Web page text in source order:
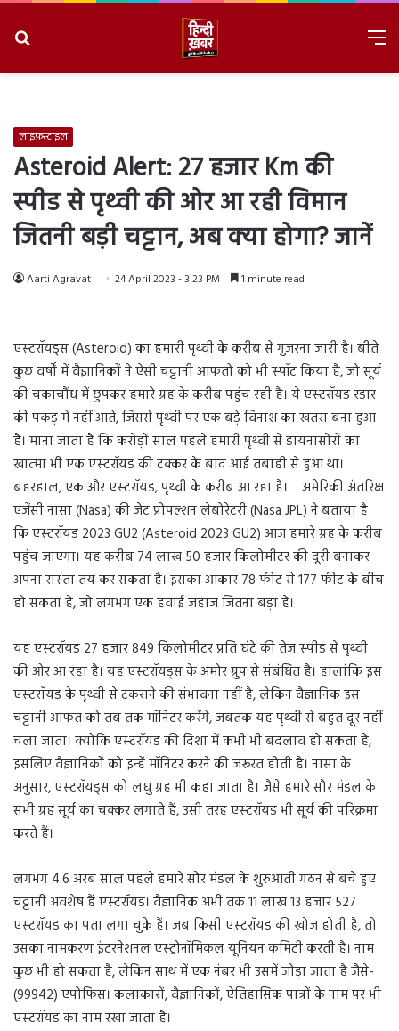
लाइफ़स्टाइल
Asteroid Alert: 27 हजार Km की
स्‍पीड से पृथ्‍वी की ओर आ रही विमान
जितनी बड़ी चट्टान, अब क्‍या होगा? जानें
Aarti Agravat 24 April 2023 - 3:23 PM 1 minute read
एस्‍टरॉयड्स (Asteroid) का हमारी पृथ्‍वी के करीब से गुजरना जारी है। बीते
कुछ वर्षों में वैज्ञानिकों ने ऐसी चट्टानी आफतों को भी स्‍पॉट किया है, जो सूर्य
की चकाचौंध में छुपकर हमारे ग्रह के करीब पहुंच रही हैं। ये एस्‍टरॉयड रडार
की पकड़ में नहीं आते, जिससे पृथ्‍वी पर एक बड़े विनाश का खतरा बना हुआ
है। माना जाता है कि करोड़ों साल पहले हमारी पृथ्‍वी से डायनासोरों का
खात्‍मा भी एक एस्‍टरॉयड की टक्‍कर के बाद आई तबाही से हुआ था।
बहरहाल, एक और एस्‍टरॉयड, पृथ्‍वी के करीब आ रहा है। अमेरिकी अंतरिक्ष
एजेंसी नासा (Nasa) की जेट प्रोपल्‍शन लेबोरेटरी (Nasa JPL) ने बताया है
कि एस्‍टरॉयड 2023 GU2 (Asteroid 2023 GU2) आज हमारे ग्रह के करीब
पहुंच जाएगा। यह करीब 74 लाख 50 हजार किलोमीटर की दूरी बनाकर
अपना रास्‍ता तय कर सकता है। इसका आकार 78 फीट से 177 फीट के बीच
हो सकता है, जो लगभग एक हवाई जहाज जितना बड़ा है।
यह एस्‍टरॉयड 27 हजार 849 किलोमीटर प्रति घंटे की तेज स्‍पीड से पृथ्‍वी
की ओर आ रहा है। यह एस्‍टरॉयड्स के अमोर ग्रुप से संबंधित है। हालांकि इस
एस्‍टराॅयड के पृथ्‍वी से टकराने की संभावना नहीं है, लेकिन वैज्ञानिक इस
चट्टानी आफत को तब तक मॉनिटर करेंगे, जबतक यह पृथ्‍वी से बहुत दूर नहीं
चला जाता। क्‍योंकि एस्‍टरॉयड की दिशा में कभी भी बदलाव हो सकता है,
इसलिए वैज्ञानिकों को इन्‍हें मॉनिटर करने की जरूरत होती है। नासा के
अनुसार, एस्‍टरॉयड्स को लघु ग्रह भी कहा जाता है। जैसे हमारे सौर मंडल के
सभी ग्रह सूर्य का चक्‍कर लगाते हैं, उसी तरह एस्‍टरॉयड भी सूर्य की परिक्रमा
करते हैं।
लगभग 4.6 अरब साल पहले हमारे सौर मंडल के शुरुआती गठन से बचे हुए
चट्टानी अवशेष हैं एस्‍टरॉयड। वैज्ञानिक अभी तक 11 लाख 13 हजार 527
एस्‍टरॉयड का पता लगा चुके हैं। जब किसी एस्‍टरॉयड की खोज होती है, तो
उसका नामकरण इंटरनेशनल एस्‍ट्रोनॉमिकल यूनियन कमिटी करती है। नाम
कुछ भी हो सकता है, लेकिन साथ में एक नंबर भी उसमें जोड़ा जाता है जैसे-
(99942) एपोफिस। कलाकारों, वैज्ञानिकों, ऐतिहासिक पात्रों के नाम पर भी
एस्‍टरॉयड का नाम रखा जाता है।